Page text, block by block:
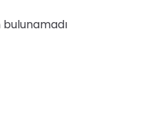
bulunamadı